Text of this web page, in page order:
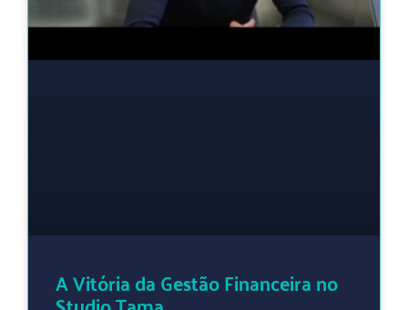
A Vitória da Gestão Financeira no